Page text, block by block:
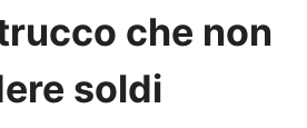
che non
soldi